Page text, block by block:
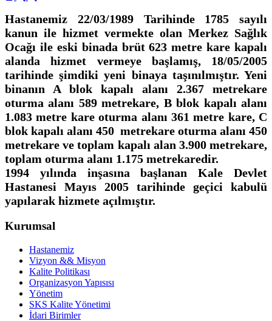
Hastanemiz 22/03/1989 Tarihinde 1785 sayılı
kanun ile hizmet vermekte olan Merkez Sağlık
Ocağı ile eski binada brüt 623 metre kare kapalı
alanda hizmet vermeye başlamış, 18/05/2005
tarihinde şimdiki yeni binaya taşınılmıştır. Yeni
binanın A blok kapalı alanı 2.367 metrekare
oturma alanı 589 metrekare, B blok kapalı alanı
1.083 metre kare oturma alanı 361 metre kare, C
blok kapalı alanı 450 metrekare oturma alanı 450
metrekare ve toplam kapalı alan 3.900 metrekare,
toplam oturma alanı 1.175 metrekaredir.
1994 yılında inşasına başlanan Kale Devlet
Hastanesi Mayıs 2005 tarihinde geçici kabulü
yapılarak hizmete açılmıştır.
Kurumsal
Hastanemiz
Vizyon && Misyon
Kalite Politikası
Organizasyon Yapısısı
Yönetim
SKS Kalite Yönetimi
İdari Birimler